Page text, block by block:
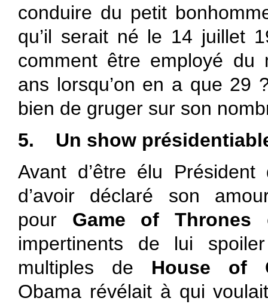
conduire du petit
qu’il serait né le 14 juillet
comment être employé du
ans lorsqu’on en a que 29
bien de gruger sur son
5.
Un show
Avant d’être élu Président
d’avoir déclaré son
pour Game of Thrones
impertinents de lui
multiples de House of
Obama révélait à qui